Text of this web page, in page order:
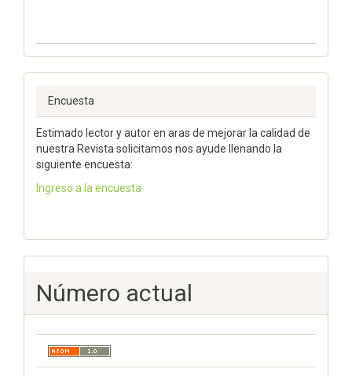
Encuesta
Estimado lector y autor en aras de mejorar la calidad de
nuestra Revista solicitamos nos ayude llenando la
siguiente encuesta:
Ingreso a la encuesta
Número actual